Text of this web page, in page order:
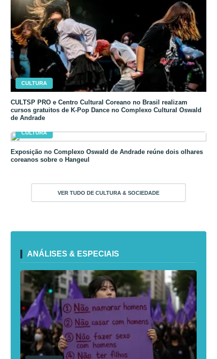
CULTURA
CULTSP PRO e Centro Cultural Coreano no Brasil realizam
cursos gratuitos de K-Pop Dance no Complexo Cultural Oswald
de Andrade
CULTURA
Exposição no Complexo Oswald de Andrade reúne dois olhares
coreanos sobre o Hangeul
VER TUDO DE CULTURA & SOCIEDADE
ANÁLISES & ESPECIAIS